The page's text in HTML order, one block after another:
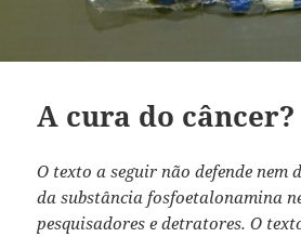
A cura do câncer?
O texto a seguir não defende nem
da substância fosfoetalonamina
pesquisadores e detratores. O